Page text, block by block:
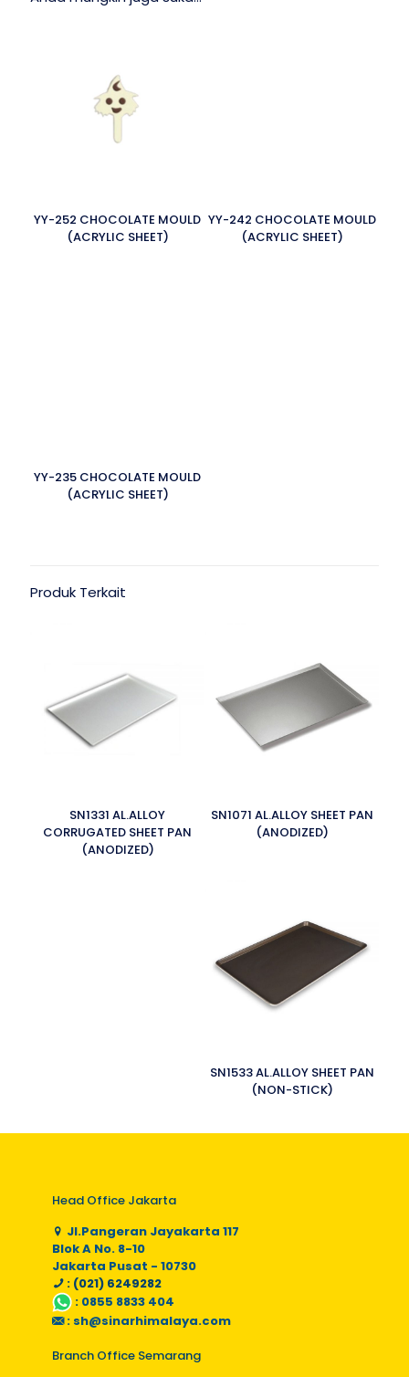
YY-252 CHOCOLATE MOULD
(ACRYLIC SHEET)
YY-242 CHOCOLATE MOULD
(ACRYLIC SHEET)
YY-235 CHOCOLATE MOULD
(ACRYLIC SHEET)
Produk Terkait
SN1331 AL.ALLOY
CORRUGATED SHEET PAN
(ANODIZED)
SN1071 AL.ALLOY SHEET PAN
(ANODIZED)
SN1533 AL.ALLOY SHEET PAN
(NON-STICK)
Head Office Jakarta
Jl.Pangeran Jayakarta 117
Blok A No. 8-10
Jakarta Pusat - 10730
: (021) 6249282
: 0855 8833 404
: sh@sinarhimalaya.com
Branch Office Semarang